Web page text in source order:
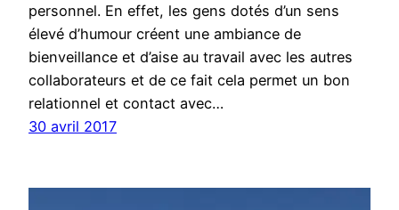
personnel. En effet, les gens dotés d’un sens
élevé d’humour créent une ambiance de
bienveillance et d’aise au travail avec les autres
collaborateurs et de ce fait cela permet un bon
relationnel et contact avec…
30 avril 2017